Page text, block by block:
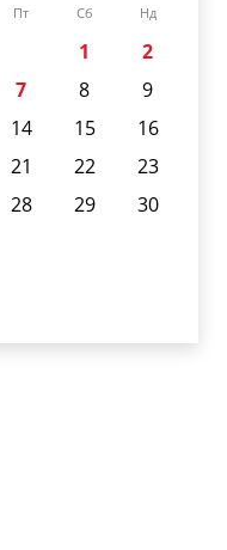
Пт Сб Нд
1
2
7 8
9
14 15
16
21 22
23
28 29
30